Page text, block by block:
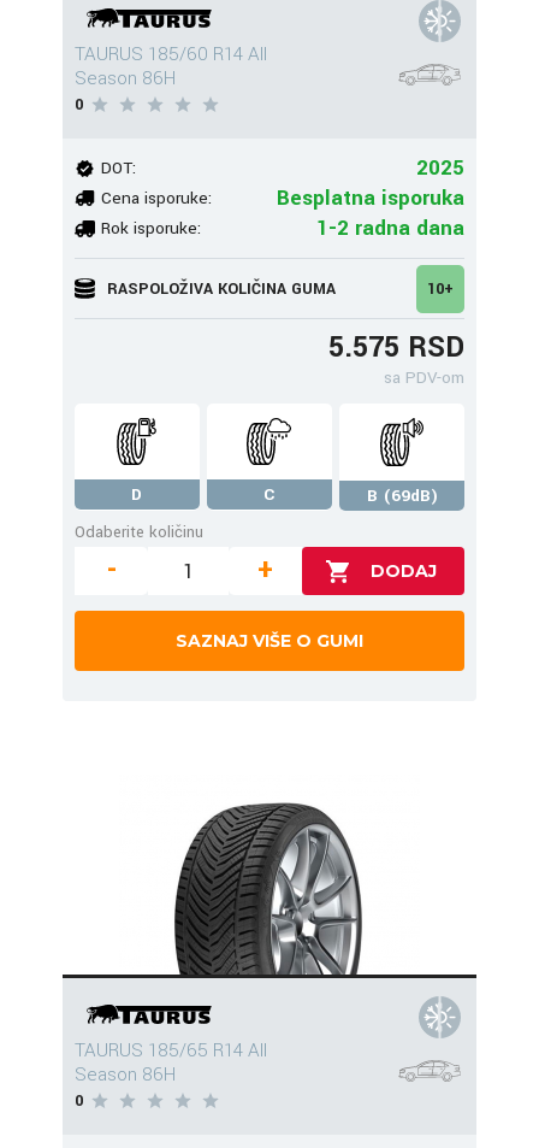
TAURUS 185/60 R14 All
Season 86H
0
DOT: 2025
Cena isporuke: Besplatna isporuka
Rok isporuke: 1-2 radna dana
RASPOLOŽIVA KOLIČINA GUMA 10+
5.575 RSD
sa PDV-om
D C
B (69dB)
Odaberite količinu
- +
SAZNAJ VIŠE O GUMI
TAURUS 185/65 R14 All
Season 86H
0